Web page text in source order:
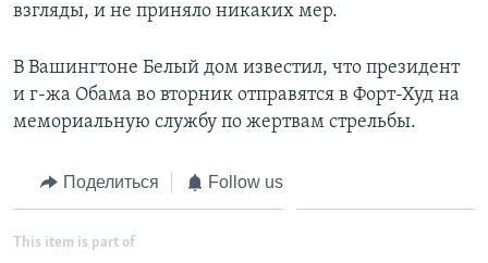
взгляды, и не приняло никаких мер.
В Вашингтоне Белый дом известил, что президент
и г-жа Обама во вторник отправятся в Форт-Худ на
мемориальную службу по жертвам стрельбы.
Поделиться Follow us
This item is part of